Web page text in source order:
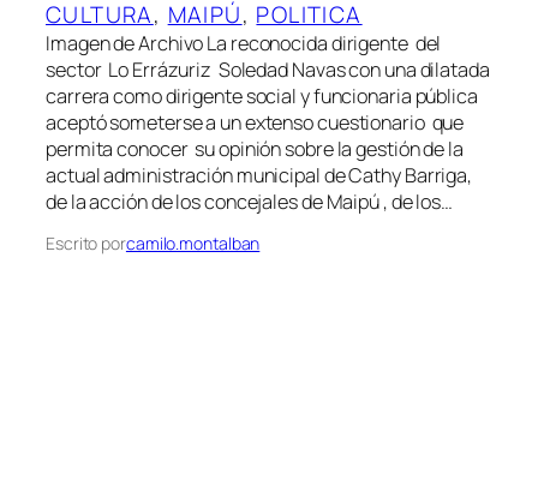
CULTURA, MAIPÚ, POLITICA
Imagen de Archivo La reconocida dirigente del
sector Lo Errázuriz Soledad Navas con una dilatada
carrera como dirigente social y funcionaria pública
aceptó someterse a un extenso cuestionario que
permita conocer su opinión sobre la gestión de la
actual administración municipal de Cathy Barriga,
de la acción de los concejales de Maipú , de los…
Escrito porcamilo.montalban